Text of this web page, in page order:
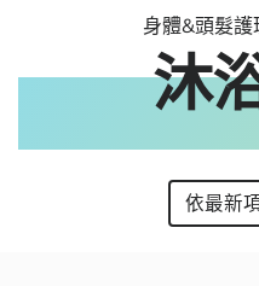
身體&頭髮護
沐